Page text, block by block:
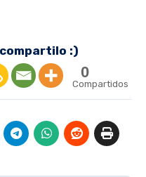
:)
0
Compartidos